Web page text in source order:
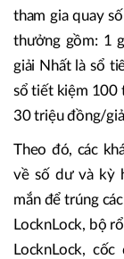
tham gia quay
thưởng gồm: 1
giải Nhất là sổ
sổ tiết kiệm 100
30 triệu đồng/
Theo đó, các
về số dư và kỳ
mắn để trúng
LocknLock, bộ
LocknLock,